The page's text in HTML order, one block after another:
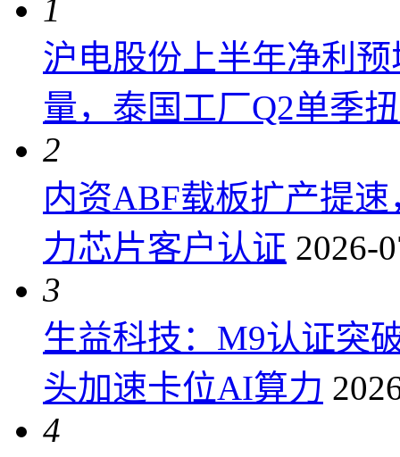
1
沪电股份上半年净利
量，泰国工厂Q2单季
2
内资ABF载板扩产提
力芯片客户认证 2026-
3
生益科技：M9认证突
头加速卡位AI算力
4